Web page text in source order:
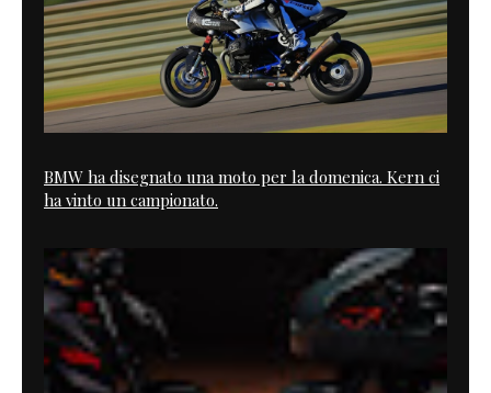
BMW ha disegnato una moto per la domenica. Kern ci
ha vinto un campionato.